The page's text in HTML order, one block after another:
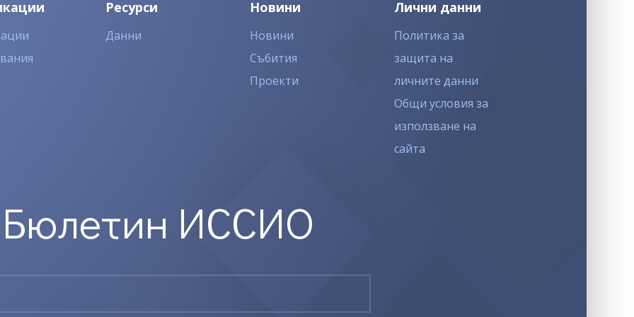
Ресурси
Данни
Новини
Новини
Събития
Проекти
Лични данни
Политика за
защита на
личните данни
Общи условия за
използване на
сайта
Бюлетин ИССИО